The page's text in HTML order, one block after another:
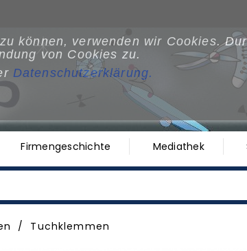
können, verwenden wir Cookies.
von Cookies zu.
Datenschutzerklärung.
Firmengeschichte Mediathek
Tuchklemmen